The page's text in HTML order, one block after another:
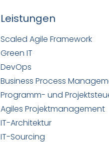
Leistungen
Scaled Agile Framework
Green IT
DevOps
Business Process
Programm- und
Agiles Projektmanagement
IT-Architektur
IT-Sourcing